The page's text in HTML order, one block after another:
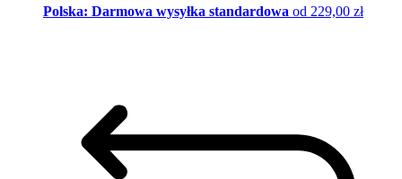
Polska: Darmowa wysyłka standardowa od 229,00 zł